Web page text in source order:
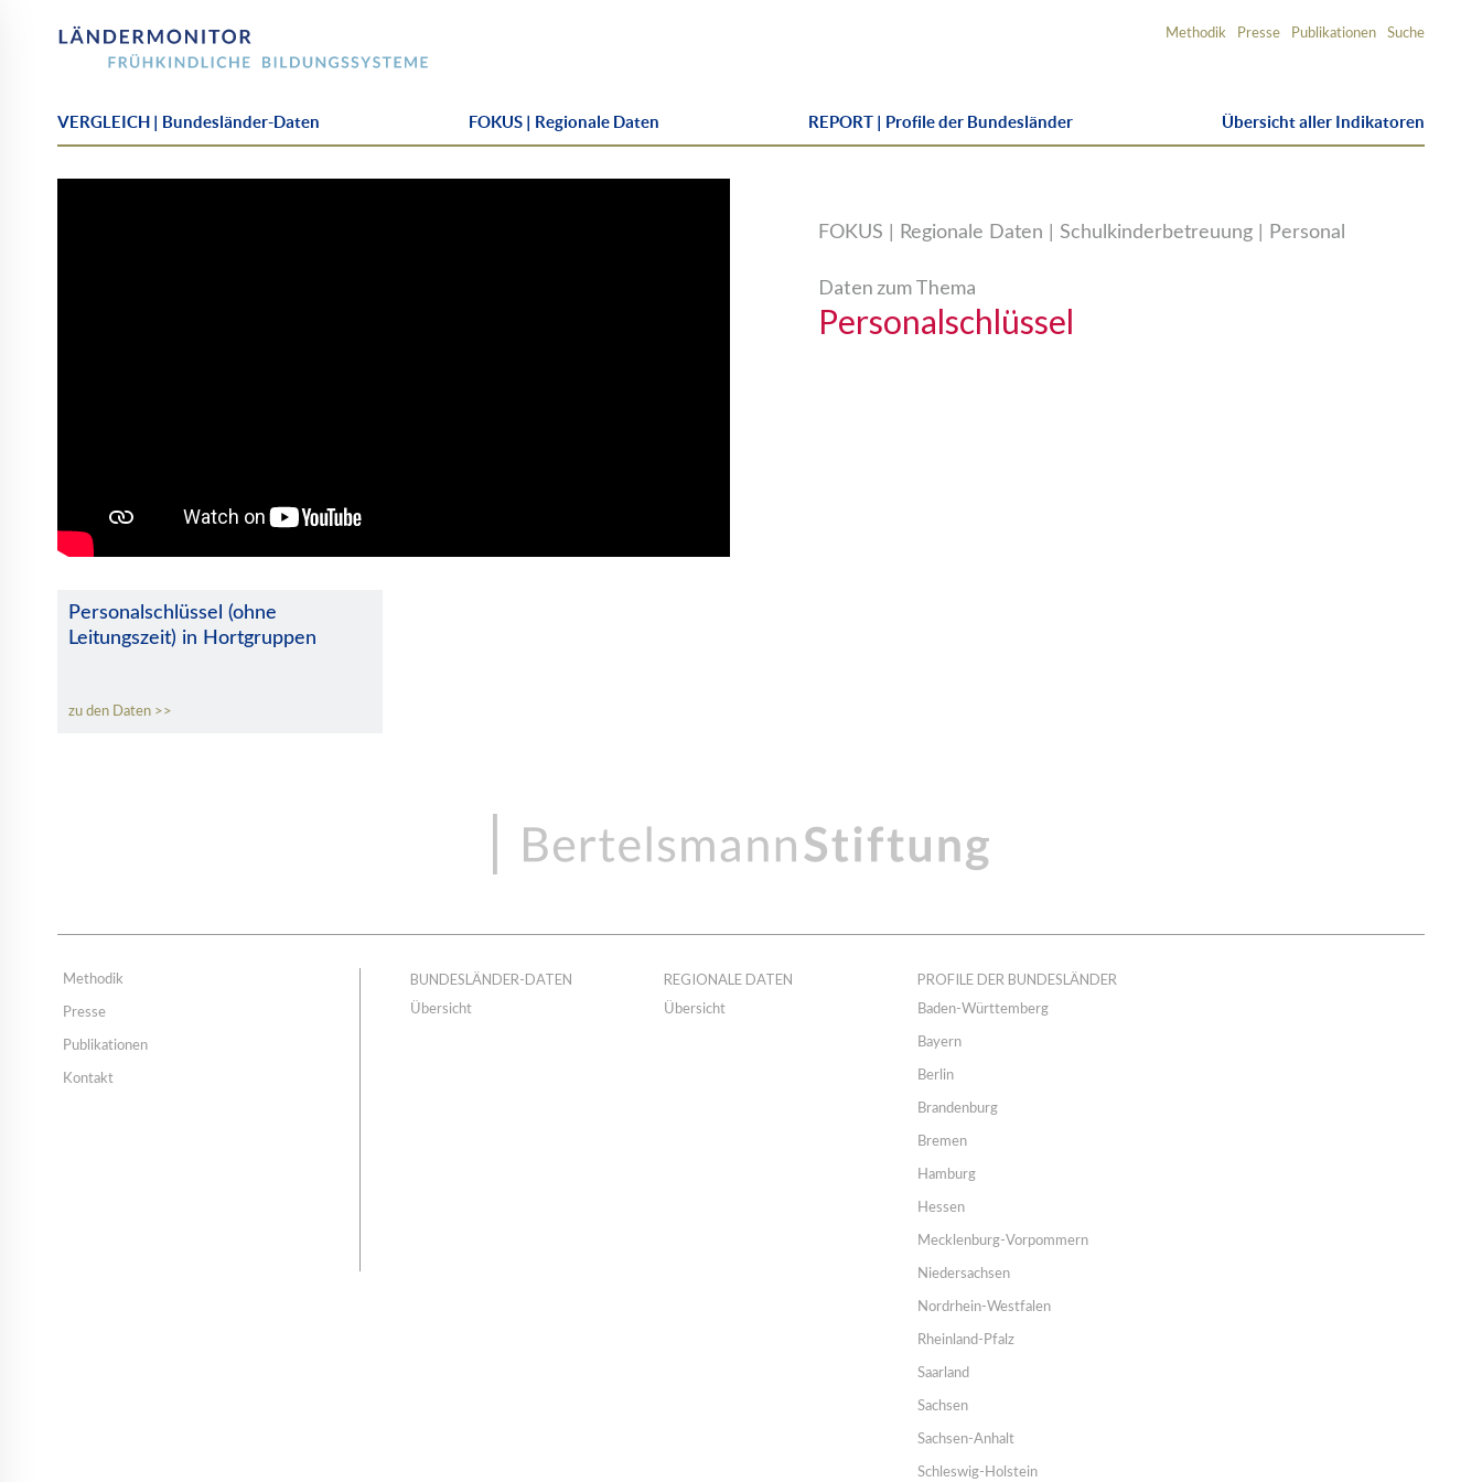
VERGLEICH | Bundesländer-Daten FOKUS | Regionale Daten REPORT | Profile der Bundesländer Übersicht aller Indikatoren
Service-
Methodik Presse Publikationen Suche
Personalschlüssel
FOKUS | Regionale Daten | Schulkinderbetreuung | Personal
Daten zum Thema
Personalschlüssel
Personalschlüssel (ohne
Leitungszeit) in Hortgruppen
zu den Daten
Methodik
Presse
Publikationen
Kontakt
BUNDESLÄNDER-DATEN
Übersicht
REGIONALE DATEN
Übersicht
PROFILE DER BUNDESLÄNDER
Baden-Württemberg
Bayern
Berlin
Brandenburg
Bremen
Hamburg
Hessen
Mecklenburg-Vorpommern
Niedersachsen
Nordrhein-Westfalen
Rheinland-Pfalz
Saarland
Sachsen
Sachsen-Anhalt
Schleswig-Holstein